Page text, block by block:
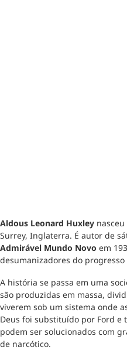
Aldous Leonard Huxley
Surrey, Inglaterra. É autor de
Admirável Mundo Novo em
desumanizadores do
A história se passa em uma
são produzidas em massa,
viverem sob um sistema onde
Deus foi substituído por Ford e
podem ser solucionados com
de narcótico.